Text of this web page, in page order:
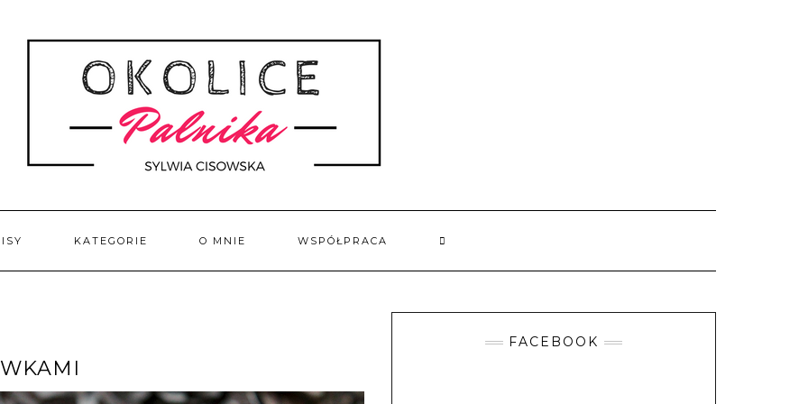
KATEGORIE O MNIE WSPÓŁPRACA
FACEBOOK